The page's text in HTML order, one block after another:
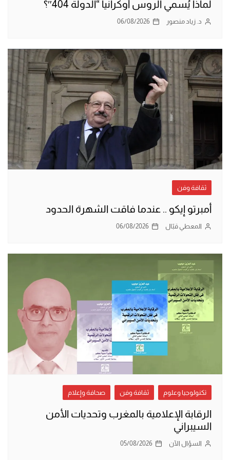
لماذا يُسمي الروس أوكرانيا “الدولة 404″؟
د. زياد منصور 06/08/2026
ثقافة وفن
أمبرتو إيكو .. عندما فاقت الشهرة الحدود
المعطي قبّال 06/08/2026
تكنولوجيا وعلوم ثقافة وفن صحافة وإعلام
الرقابة الإعلامية بالمغرب وتحديات الأمن
السيبراني
السؤال الآن 05/08/2026